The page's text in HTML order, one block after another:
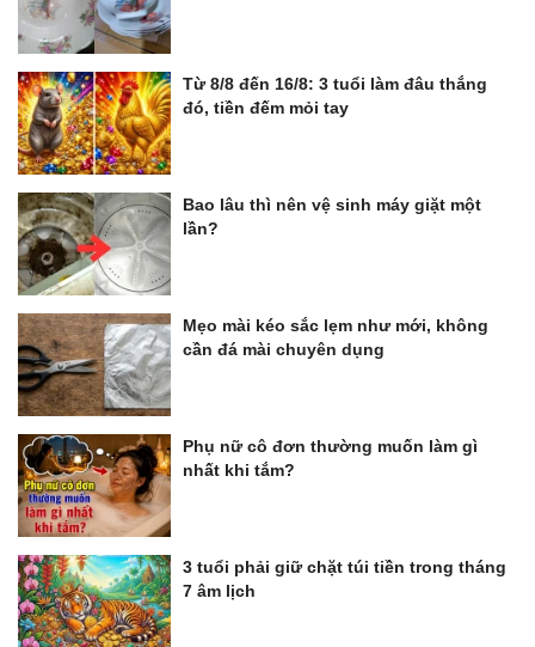
Từ 8/8 đến 16/8: 3 tuổi làm đâu thắng
đó, tiền đếm mỏi tay
Bao lâu thì nên vệ sinh máy giặt một
lần?
Mẹo mài kéo sắc lẹm như mới, không
cần đá mài chuyên dụng
Phụ nữ cô đơn thường muốn làm gì
nhất khi tắm?
3 tuổi phải giữ chặt túi tiền trong tháng
7 âm lịch